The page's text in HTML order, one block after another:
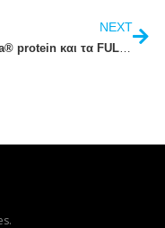
NEXT
Τα Arla® protein και τα FULFIL Nutrition, δίπλα στους αθλητές